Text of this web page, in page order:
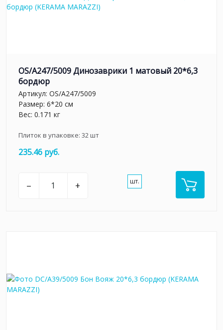
OS/A247/5009 Динозаврики 1 матовый 20*6,3
бордюр
Артикул: OS/A247/5009
Размер: 6*20 см
Вес: 0.171 кг
Плиток в упаковке: 32шт
235.46 руб.
– + шт.